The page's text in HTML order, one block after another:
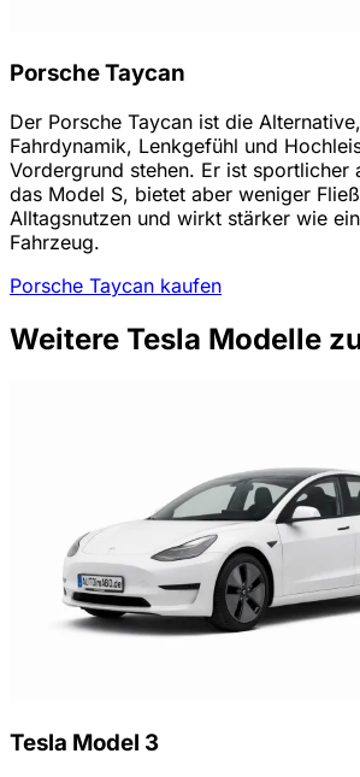
Porsche Taycan
Der Porsche Taycan ist die
Fahrdynamik, Lenkgefühl und
Vordergrund stehen. Er ist sportlicher
das Model S, bietet aber weniger
Alltagsnutzen und wirkt stärker wie
Fahrzeug.
Porsche Taycan kaufen
Weitere Tesla Modelle
Tesla Model 3